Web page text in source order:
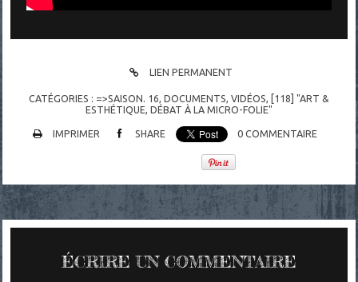
LIEN PERMANENT
CATÉGORIES : =>SAISON. 16 ,DOCUMENTS ,VIDÉOS
[118] "ART &
ESTHÉTIQUE, DÉBAT À LA MICRO-FOLIE"
IMPRIMER SHARE 0 COMMENTAIRE
ÉCRIRE UN COMMENTAIRE